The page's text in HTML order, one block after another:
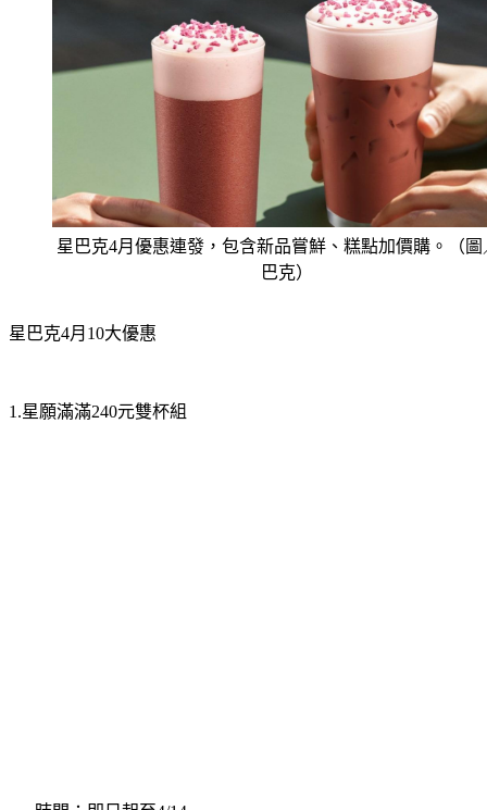
星巴克4月優惠連發，包含新品嘗鮮、糕點加價購。（圖
巴克）